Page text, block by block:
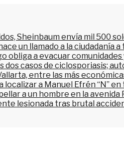
Sheinbaum envía mil 500
un llamado a la
obliga a evacuar
dos casos de ciclosporiasis;
entre las más
localizar a Manuel Efrén “N”
a un hombre en la avenida
lesionada tras brutal